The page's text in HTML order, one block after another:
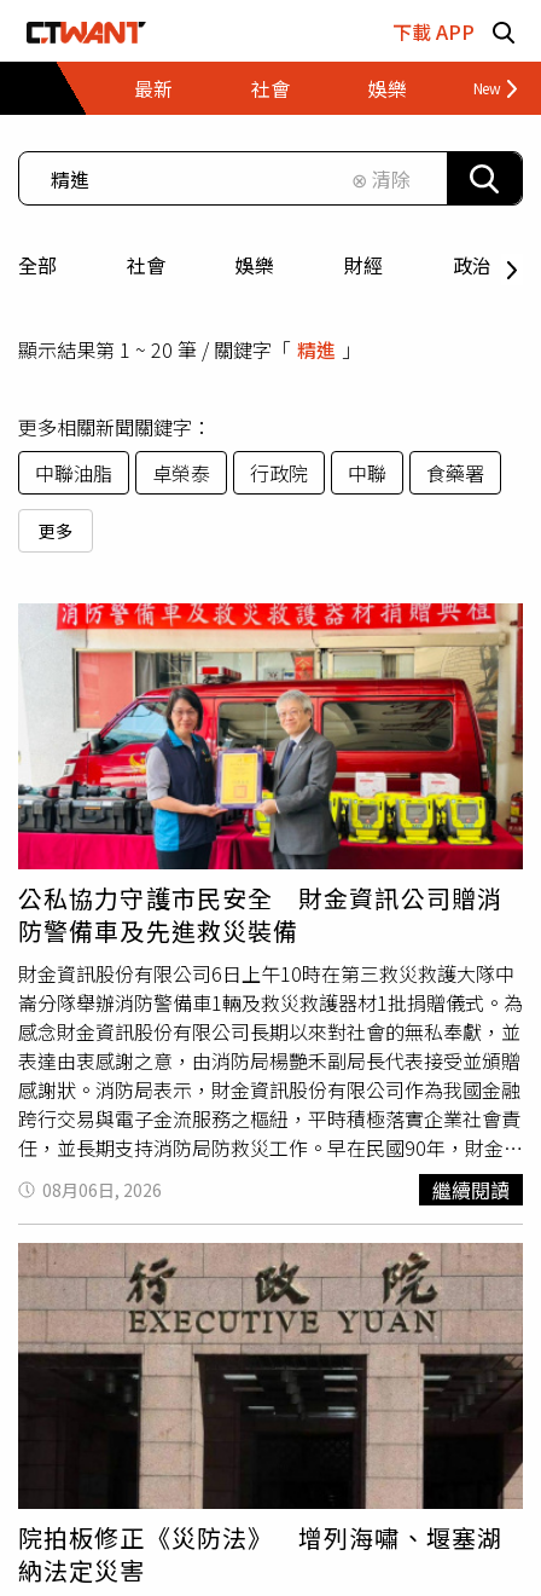
下載 APP
最新
社會 娛樂 財經
⊗ 清除
全部 社會 娛樂 財經 政治
顯示結果第 1 ~ 20 筆 / 關鍵字「 精進 」
更多相關新聞關鍵字：
中聯油脂
卓榮泰 行政院 中聯 食藥署
更多
公私協力守護市民安全 財金資訊公司贈消
防警備車及先進救災裝備
財金資訊股份有限公司6日上午10時在第三救災救護大隊中
崙分隊舉辦消防警備車1輛及救災救護器材1批捐贈儀式。為
感念財金資訊股份有限公司長期以來對社會的無私奉獻，並
表達由衷感謝之意，由消防局楊艷禾副局長代表接受並頒贈
感謝狀。消防局表示，財金資訊股份有限公司作為我國金融
跨行交易與電子金流服務之樞紐，平時積極落實企業社會責
任，並長期支持消防局防救災工作。早在民國90年，財金資
訊股份有限公司即已捐贈消防局救護車1輛及拋繩槍2具；
113年捐贈消防用電動推頂桿1組；114年更慷慨解囊捐贈消
防車輛裝備採購經費高達新台幣480萬元。財金資訊股份有
限公司更秉持著「取之於社會、用之於社會」的精神，於今
日再度捐贈消防警備車1輛、AED 9組及門窗頂撬破壞器9
組，歷年累計捐贈總額已高達新台幣1,154萬5,000元。這份
跨越二十多年、始終如一的善心，讓消防救災能量得以不斷
提升，守護市民的精神令人動容。消防局代表最後表示，財
金資訊股份有限公司在今日完成捐贈，不僅是對公共安全的
具體支持，更是對社會最溫暖的奉獻。本次捐贈的警備車與
救災救護裝備，未來將配置於第三救災救護大隊及所屬單
位。消防局將秉持這份心意，珍惜每一項寶貴資源，持續精
進防救災技術，致力建構一個讓每位市民都能安心、放心的
幸福臺北城。
08月06日, 2026 繼續閱讀
院拍板修正《災防法》 增列海嘯、堰塞湖
納法定災害